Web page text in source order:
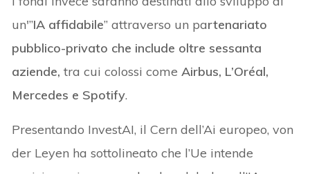
un'”IA affidabile” attraverso un partenariato
pubblico-privato che include oltre sessanta
aziende, tra cui colossi comeAirbus, L’Oréal,
Mercedes e Spotify.
Presentando InvestAI, il Cern dell’Ai europeo, von
der Leyen ha sottolineato che l’Ue intende